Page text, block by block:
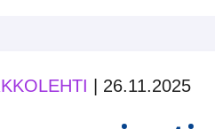
26.11.2025